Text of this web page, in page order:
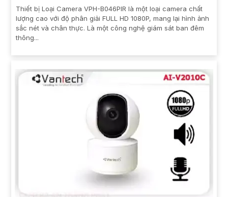
Thiết bị Loại Camera VPH-B046PIR là một loại camera chất
lượng cao với độ phân giải FULL HD 1080P, mang lại hình ảnh
sắc nét và chân thực. Là một công nghệ giám sát ban đêm
thông...